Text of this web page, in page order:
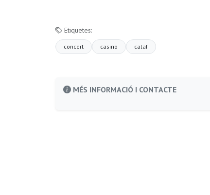
Etiquetes:
concert casino calaf
MÉS INFORMACIÓ I CONTACTE